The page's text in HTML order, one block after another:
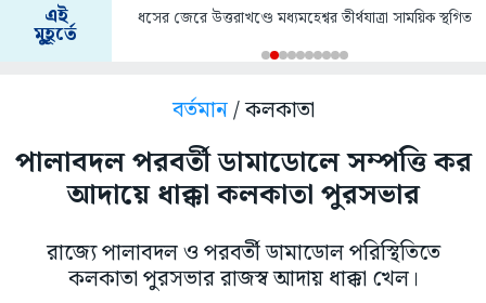
এই
মুহূর্তে
ধসের জেরে উত্তরাখণ্ডে মধ্যমহেশ্বর তীর্থযাত্রা সাময়িক স্থগিত
বর্তমান/ কলকাতা
পালাবদল পরবর্তী ডামাডোলে সম্পত্তি কর
আদায়ে ধাক্কা কলকাতা পুরসভার
রাজ্যে পালাবদল ও পরবর্তী ডামাডোল পরিস্থিতিতে
কলকাতা পুরসভার রাজস্ব আদায় ধাক্কা খেল।